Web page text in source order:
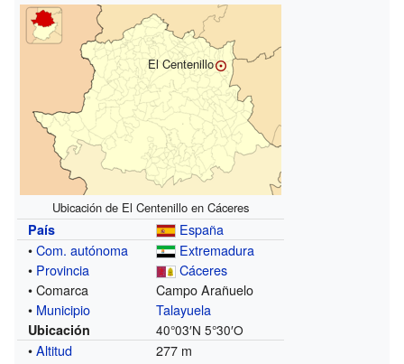
El Centenillo
Ubicación de El Centenillo en Cáceres
País
España
•Com. autónoma
Extremadura
• Provincia
Cáceres
• Comarca
Campo Arañuelo
• Municipio Talayuela
Ubicación 40°03′N 5°30′O
•Altitud 277 m